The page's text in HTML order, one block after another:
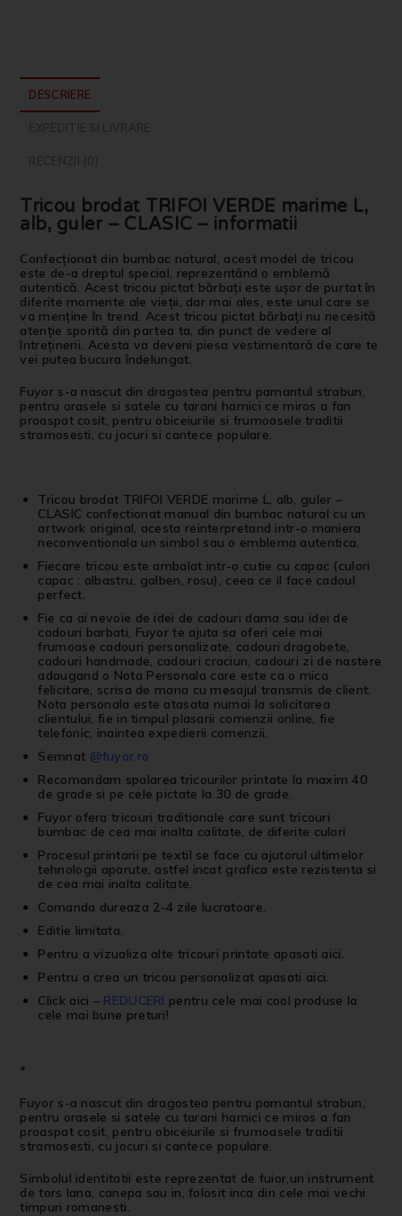
DESCRIERE
Tricou brodat TRIFOI VERDE marime L,
alb, guler – CLASIC – informatii
Confecționat din bumbac natural, acest model de tricou
este de-a dreptul special, reprezentând o emblemă
autentică. Acest tricou pictat bărbați este ușor de purtat în
diferite momente ale vieții, dar mai ales, este unul care se
va menține în trend. Acest tricou pictat bărbați nu necesită
atenție sporită din partea ta, din punct de vedere al
întreținerii. Acesta va deveni piesa vestimentară de care te
vei putea bucura îndelungat.
Fuyor s-a nascut din dragostea pentru pamantul strabun,
pentru orasele si satele cu tarani harnici ce miros a fan
proaspat cosit, pentru obiceiurile si frumoasele traditii
stramosesti, cu jocuri si cantece populare.
Tricou brodat TRIFOI VERDE marime L, alb, guler –
CLASIC confectionat manual din bumbac natural cu un
artwork original, acesta reinterpretand intr-o maniera
neconventionala un simbol sau o emblema autentica.
Fiecare tricou este ambalat intr-o cutie cu capac (culori
capac : albastru, galben, rosu), ceea ce il face cadoul
perfect.
Fie ca ai nevoie de idei de cadouri dama sau idei de
cadouri barbati, Fuyor te ajuta sa oferi cele mai
frumoase cadouri personalizate, cadouri dragobete,
cadouri handmade, cadouri craciun, cadouri zi de nastere
adaugand o Nota Personala care este ca o mica
felicitare, scrisa de mana cu mesajul transmis de client.
Nota personala este atasata numai la solicitarea
clientului, fie in timpul plasarii comenzii online, fie
telefonic, inaintea expedierii comenzii.
Semnat @fuyor.ro
Recomandam spalarea tricourilor printate la maxim 40
de grade si pe cele pictate la 30 de grade.
Fuyor ofera tricouri traditionale care sunt tricouri
bumbac de cea mai inalta calitate, de diferite culori
Procesul printarii pe textil se face cu ajutorul ultimelor
tehnologii aparute, astfel incat grafica este rezistenta si
de cea mai inalta calitate.
Comanda dureaza 2-4 zile lucratoare.
Editie limitata.
Pentru a vizualiza alte tricouri printate apasati aici.
Pentru a crea un tricou personalizat apasati aici.
Click aici – REDUCERI pentru cele mai cool produse la
cele mai bune preturi!
*
Fuyor s-a nascut din dragostea pentru pamantul strabun,
pentru orasele si satele cu tarani harnici ce miros a fan
proaspat cosit, pentru obiceiurile si frumoasele traditii
stramosesti, cu jocuri si cantece populare.
Simbolul identitatii este reprezentat de fuior,un instrument
de tors lana, canepa sau in, folosit inca din cele mai vechi
timpuri romanesti.